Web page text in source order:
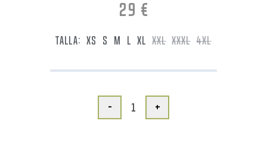
29 €
TALLA: XS S M L XL XXL XXXL 4XL
- +